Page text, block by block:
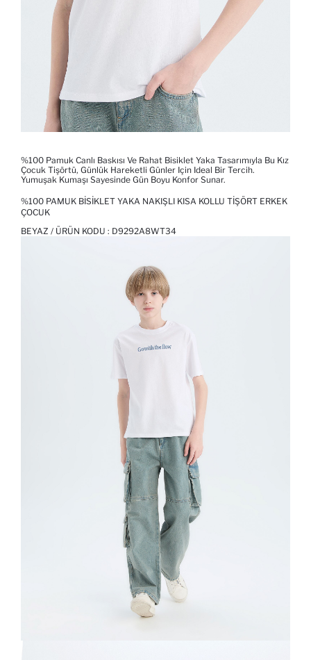
%100 Pamuk Canlı Baskısı Ve Rahat Bisiklet Yaka Tasarımıyla Bu Kız
Çocuk Tişörtü, Günlük Hareketli Günler Için Ideal Bir Tercih.
Yumuşak Kumaşı Sayesinde Gün Boyu Konfor Sunar.
%100 PAMUK BISIKLET YAKA NAKIŞLI KISA KOLLU TIŞÖRT ERKEK
ÇOCUK
BEYAZ / ÜRÜN KODU : D9292A8WT34